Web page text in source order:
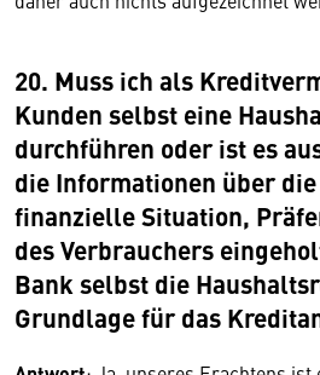
20. Muss ich als
Kunden selbst eine
durchführen oder ist es
die Informationen über
finanzielle Situation,
des Verbrauchers
Bank selbst die
Grundlage für das